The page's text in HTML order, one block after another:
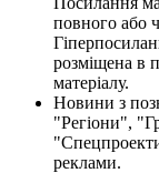
повного або
розміщена в
матеріалу.
Новини з
"Регіони",
реклами.